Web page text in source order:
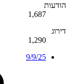
הודעות
1,687
דירוג
1,290
9/9/25